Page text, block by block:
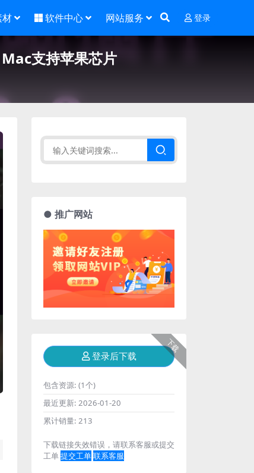
材 软件中心 网站服务 登录
支持苹果芯片
● 推广网站
下载
登录后下载
包含资源: (1个)
最近更新: 2026-01-20
累计销量: 213
下载链接失效错误，请联系客服或提交
工单提交工单联系客服